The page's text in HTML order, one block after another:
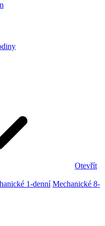
Otevřít
1-denní Mechanické 8-